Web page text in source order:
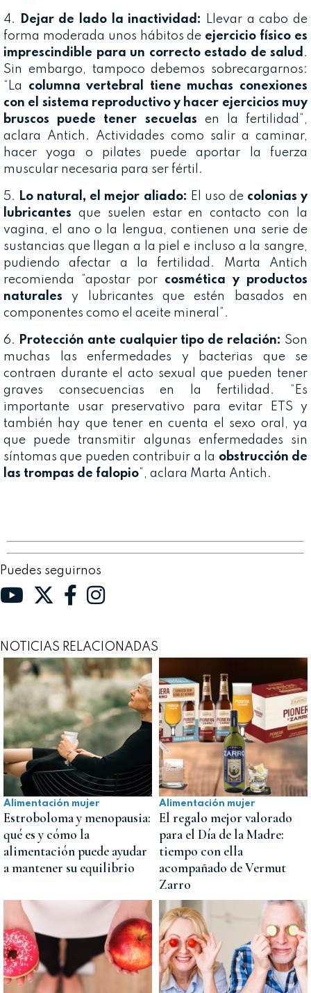
4. Dejar de lado la inactividad:
Llevar a cabo de
forma moderada unos hábitos de ejercicio físico es
imprescindible para un correcto estado de salud .
Sin embargo, tampoco debemos sobrecargarnos:
“La columna vertebral
tiene muchas conexiones
con el sistema reproductivo y hacer ejercicios muy
bruscos puede tener secuelas en la fertilidad”,
aclara Antich. Actividades como salir a caminar,
hacer yoga o pilates puede aportar la fuerza
muscular necesaria para ser fértil.
5. Lo natural, el mejor aliado: El uso de colonias y
lubricantes que suelen estar en contacto con la
vagina, el ano o la lengua, contienen una serie de
sustancias que llegan a la piel e incluso a la sangre,
pudiendo afectar a la fertilidad. Marta Antich
recomienda “apostar por cosmética y productos
naturales y lubricantes que estén basados en
componentes como el aceite mineral”.
6. Protección ante cualquier tipo de relación: Son
muchas las enfermedades y bacterias que se
contraen durante el acto sexual que pueden tener
graves consecuencias en la fertilidad. “Es
importante usar preservativo para evitar ETS y
también hay que tener en cuenta el sexo oral, ya
que puede transmitir algunas enfermedades sin
síntomas que pueden contribuir a la obstrucción de
las trompas de falopio ”, aclara Marta Antich.
Puedes seguirnos
NOTICIAS RELACIONADAS
Alimentación mujer
Estroboloma y menopausia:
qué es y cómo la
alimentación puede ayudar
a mantener su equilibrio
Alimentación mujer
El regalo mejor valorado
para el Día de la Madre:
tiempo con ella
acompañado de Vermut
Zarro